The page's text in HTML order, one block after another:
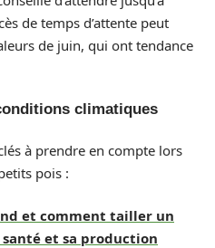
de temps d’attente peut
de juin, qui ont tendance
climatiques
à prendre en compte lors
pois :
et comment tailler un
et sa production